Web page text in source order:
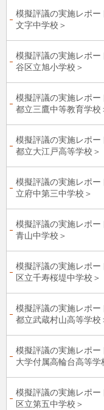
模擬評議の実施レポ
文字中学校＞
模擬評議の実施レポ
谷区立旭小学校＞
模擬評議の実施レポ
都立三鷹中等教育学校
模擬評議の実施レポ
都立大江戸高等学校＞
模擬評議の実施レポ
立府中第三中学校＞
模擬評議の実施レポ
青山中学校＞
模擬評議の実施レポ
区立千寿桜堤中学校＞
模擬評議の実施レポ
都立武蔵村山高等学校
模擬評議の実施レポ
大学付属高輪台高等学
模擬評議の実施レポ
区立第五中学校＞